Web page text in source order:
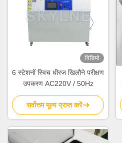
विडियो
6 स्टेशनों स्विच धीरज खिलौने परीक्षण
उपकरण AC220V / 50Hz
सर्वोत्तम मूल्य प्राप्त करें